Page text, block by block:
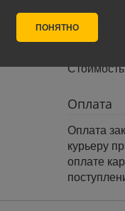
Доставка
В любой
Почта
Оплата
Оплата
курьеру
оплате
ПОНЯТНО